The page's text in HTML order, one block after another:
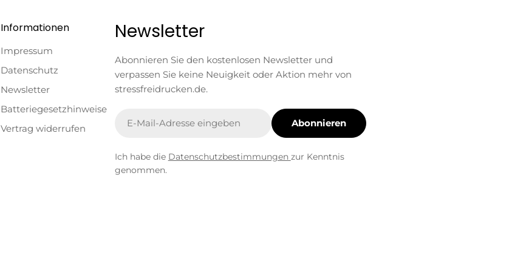
Informationen
Impressum
Datenschutz
Newsletter
Batteriegesetzhinweise
Vertrag widerrufen
Newsletter
Abonnieren Sie den kostenlosen Newsletter und
verpassen Sie keine Neuigkeit oder Aktion mehr von
stressfreidrucken.de.
Mail
Abonnieren
Ich habe die Datenschutzbestimmungen zur Kenntnis
genommen.